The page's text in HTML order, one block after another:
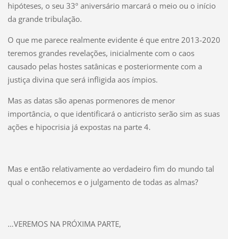
hipóteses, o seu 33º aniversário marcará o meio ou o início
da grande tribulação.
O que me parece realmente evidente é que entre 2013-2020
teremos grandes revelações, inicialmente com o caos
causado pelas hostes satânicas e posteriormente com a
justiça divina que será infligida aos ímpios.
Mas as datas são apenas pormenores de menor
importância, o que identificará o anticristo serão sim as suas
ações e hipocrisia já expostas na parte 4.
Mas e então relativamente ao verdadeiro fim do mundo tal
qual o conhecemos e o julgamento de todas as almas?
…VEREMOS NA PRÓXIMA PARTE,